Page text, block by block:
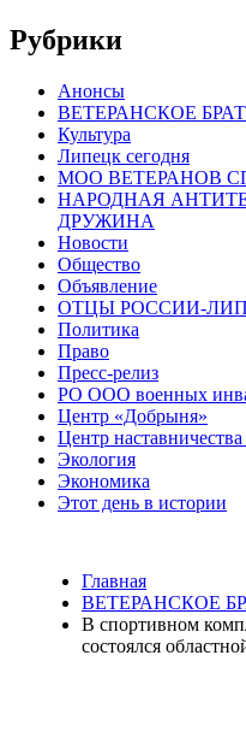
Рубрики
Анонсы
ВЕТЕРАНСКОЕ
Культура
Липецк сегодня
МОО ВЕТЕРАНОВ
НАРОДНАЯ
ДРУЖИНА
Новости
Общество
Объявление
ОТЦЫ РОССИИ-
Политика
Право
Пресс-релиз
РО ООО военных
Центр «Добрыня»
Центр
Экология
Экономика
Этот день в истории
Главная
ВЕТЕРАНСКОЕ
В спортивном
состоялся